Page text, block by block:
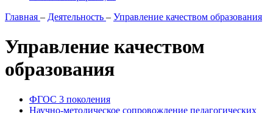
Главная – Деятельность – Управление качеством образования
Управление качеством
образования
ФГОС 3 поколения
Научно-методическое сопровождение педагогических